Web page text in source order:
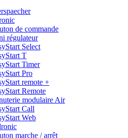
de commande
régulateur
Select
T
Timer
Pro
remote +
Remote
modulaire Air
Call
Web
marche / arrêt